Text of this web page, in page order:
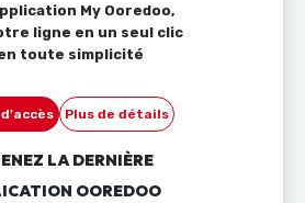
My Ooredoo,
ligne en un seul clic
toute simplicité
Plus de détails
LA DERNIÈRE
OOREDOO